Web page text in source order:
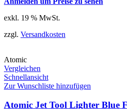
exkl. 19 % MwSt.
zzgl. Versandkosten
Atomic
Vergleichen
Schnellansicht
Zur Wunschliste hinzufügen
Atomic Jet Tool Lighter Blue